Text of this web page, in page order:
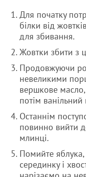
Для початку
білки від
для збивання.
Жовтки збити з
Продовжуючи
невеликими
вершкове
потім
Останнім
повинно вийти
млинці.
Помийте яблука,
серединку і